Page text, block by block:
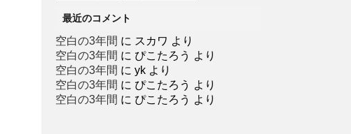
ゴ
リ
ー
最近のコメント
空白の3年間 に スカワ より
空白の3年間 に ぴこたろう より
空白の3年間 に yk より
空白の3年間 に ぴこたろう より
空白の3年間 に ぴこたろう より